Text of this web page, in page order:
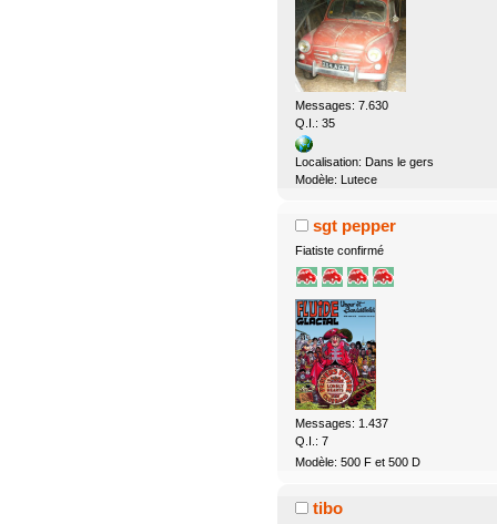
Messages: 7.630
Q.I.: 35
Localisation: Dans le gers
Modèle: Lutece
sgt pepper
Fiatiste confirmé
Messages: 1.437
Q.I.: 7
Modèle: 500 F et 500 D
tibo